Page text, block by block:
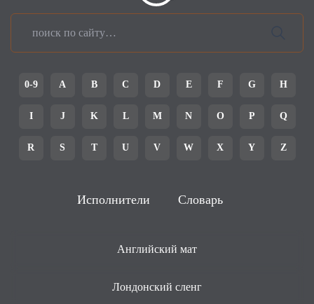
0-9 A B C D E F G H
I J K L M N O P Q
R S T U V W X Y Z
Исполнители Словарь
Английский мат
Лондонский сленг